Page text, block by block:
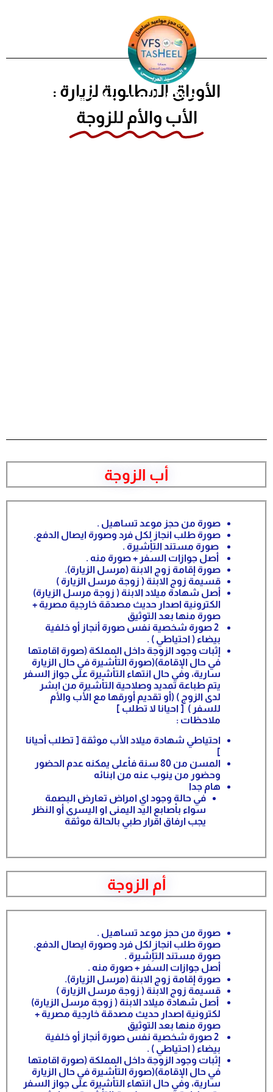
موقع السيد العربي
الأوراق المطلوبة لزيارة :
الأب والأم للزوجة
أب الزوجة
صورة من حجز موعد تساهيل .
صورة طلب انجاز لكل فرد وصورة ايصال الدفع.
صورة مستند التأِشيرة .
أصل جوازات السفر + صورة منه .
صورة إقامة زوج الابنة (مرسل الزيارة).
قسيمة زوج الابنة ( زوجة مرسل الزيارة )
أصل شهادة ميلاد الابنة ( زوجة مرسل الزيارة)
الكترونية اصدار حديث مصدقة خارجية مصرية +
صورة منها بعد التوثيق
2 صورة شخصية نفس صورة أنجاز أو خلفية
بيضاء ( احتياطي ) .
إثبات وجود الزوجة داخل المملكة (صورة اقامتها
في حال الإقامة)(صورة التأشيرة في حال الزيارة
سارية، وفي حال انتهاء التأشيرة على جواز السفر
يتم طباعة تمديد وصلاحية التأشيرة من ابشر
لدى الزوج ) (أو تقديم أورقها مع الأب والأم
للسفر ) [ احيانا لا تطلب ]
ملاحظات :
احتياطي شهادة ميلاد الأب موثقة [ تطلب أحيانا
]
المسن من 80 سنة فأعلى يمكنه عدم الحضور
وحضور من ينوب عنه من ابنائه
هام جدا
في حالة وجود اي امراض تعارض البصمة
سواء بأصابع اليد اليمنى او اليسرى أو النظر
يجب ارفاق اقرار طبي بالحالة موثقة
أم الزوجة
صورة من حجز موعد تساهيل .
صورة طلب انجاز لكل فرد وصورة ايصال الدفع.
صورة مستند التأِشيرة .
أصل جوازات السفر + صورة منه .
صورة إقامة زوج الابنة (مرسل الزيارة).
قسيمة زوج الابنة ( زوجة مرسل الزيارة )
أصل شهادة ميلاد الابنة ( زوجة مرسل الزيارة)
لكترونية اصدار حديث مصدقة خارجية مصرية +
صورة منها بعد التوثيق
2 صورة شخصية نفس صورة أنجاز أو خلفية
بيضاء ( احتياطي ) .
إثبات وجود الزوجة داخل المملكة (صورة اقامتها
في حال الإقامة)(صورة التأشيرة في حال الزيارة
سارية، وفي حال انتهاء التأشيرة على جواز السفر